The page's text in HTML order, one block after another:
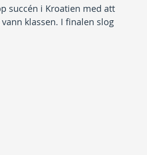
succén i Kroatien med att
klassen. I finalen slog